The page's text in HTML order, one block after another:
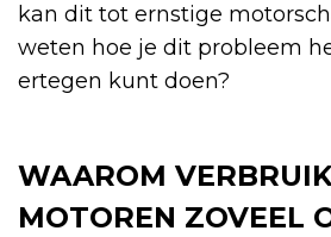
kan dit tot ernstige
weten hoe je dit probleem
ertegen kunt doen?
WAAROM
MOTOREN ZOVEEL